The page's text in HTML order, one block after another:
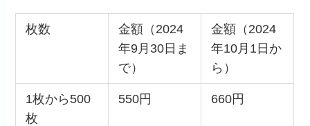
枚数
金額（2024
年9月30日ま
で）
金額（2024
年10月1日か
ら）
1枚から500
枚
550円 660円